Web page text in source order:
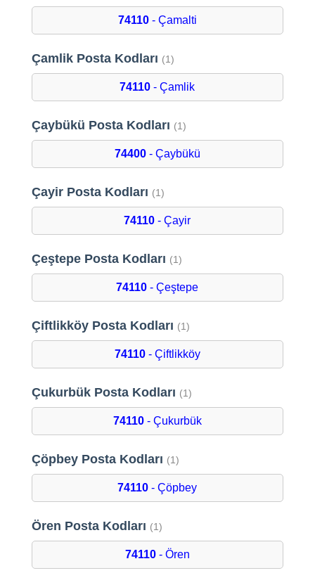
74110- Çamalti
Çamlik Posta Kodları (1)
74110 - Çamlik
Çaybükü Posta Kodları (1)
74400- Çaybükü
Çayir Posta Kodları (1)
74110 - Çayir
Çeştepe Posta Kodları (1)
74110 - Çeştepe
Çiftlikköy Posta Kodları (1)
74110- Çiftlikköy
Çukurbük Posta Kodları (1)
74110- Çukurbük
Çöpbey Posta Kodları (1)
74110 - Çöpbey
Ören Posta Kodları (1)
74110- Ören